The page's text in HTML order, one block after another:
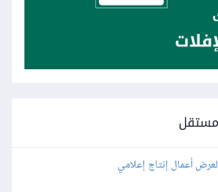
أعمال إنتاج إعلامي